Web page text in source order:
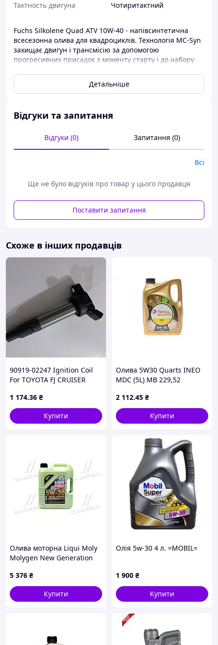
Тактность двигуна
Чотиритактний
Fuchs Silkolene Quad ATV 10W-40 - напівсинтетична
всесезонна олива для квадроциклів. Технологія MC-Syn
захищає двигун і трансмісію за допомогою
прогресивних присадок з моменту старту і до набору
спільно з антикорозійними присадками забезпечують
виняткову чистоту а також мінімальний знос,
для яких рекомендовані оливи класів SAE 10W-30, 15W-
внутрішні частини двигуна під час зберігання і
простоїв.
Детальніше
Відгуки та запитання
Відгуки (0) Запитання (0)
Всі
Ще не було відгуків про товар у цього продавця
Поставити запитання
Схоже в інших продавців
90919-02247 Ignition Coil
For TOYOTA FJ CRUISER
PRADO TACOMA Fortuner
HILUX 4RUNNER HIACE -
AliExpress 34
1 174.36 ₴
Купити
Олива 5W30 Quarts INEO
MDC (5L) MB 229,52
UA61
2 112.45 ₴
Купити
Олива моторна Liqui Moly
Molygen New Generation
9043/9952 C.I.U
5 376 ₴
Купити
Олія 5w-30 4 л. =MOBIL=
1 900 ₴
Купити